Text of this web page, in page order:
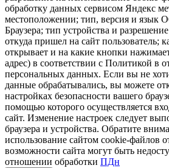
обработку данных сервисом Яндекс
местоположении; тип, версия и язык
Браузера; тип устройства и
откуда пришел на сайт пользователь;
открывает и на какие кнопки
адрес) в соответствии с Политикой в
персональных данных. Если вы не
данные обрабатывались, вы можете
настройках безопасности вашего
помощью которого осуществляется
сайт. Изменение настроек следует
браузера и устройства. Обратите
использование сайтом cookie-файлов
возможности сайта могут быть
отношении обработки ПДн